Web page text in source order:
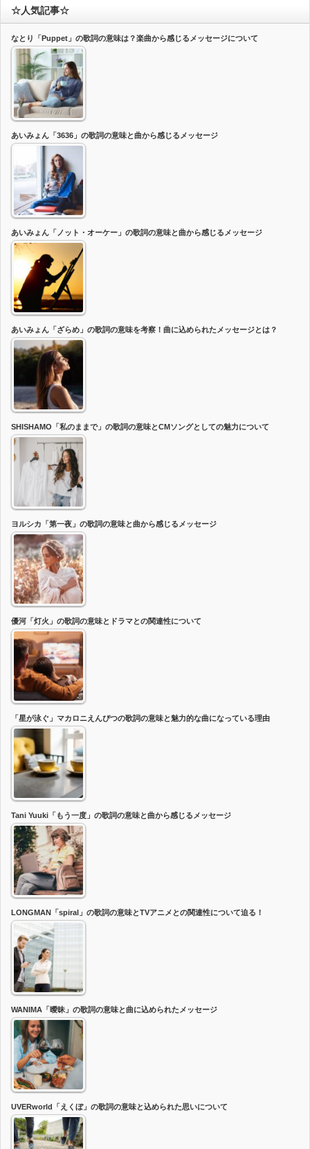
☆人気記事☆
なとり「Puppet」の歌詞の意味は？楽曲から感じるメッセージについて
あいみょん「3636」の歌詞の意味と曲から感じるメッセージ
あいみょん「ノット・オーケー」の歌詞の意味と曲から感じるメッセージ
あいみょん「ざらめ」の歌詞の意味を考察！曲に込められたメッセージとは？
SHISHAMO「私のままで」の歌詞の意味とCMソングとしての魅力について
ヨルシカ「第一夜」の歌詞の意味と曲から感じるメッセージ
優河「灯火」の歌詞の意味とドラマとの関連性について
「星が泳ぐ」マカロニえんぴつの歌詞の意味と魅力的な曲になっている理由
Tani Yuuki「もう一度」の歌詞の意味と曲から感じるメッセージ
LONGMAN「spiral」の歌詞の意味とTVアニメとの関連性について迫る！
WANIMA「曖昧」の歌詞の意味と曲に込められたメッセージ
UVERworld「えくぼ」の歌詞の意味と込められた思いについて